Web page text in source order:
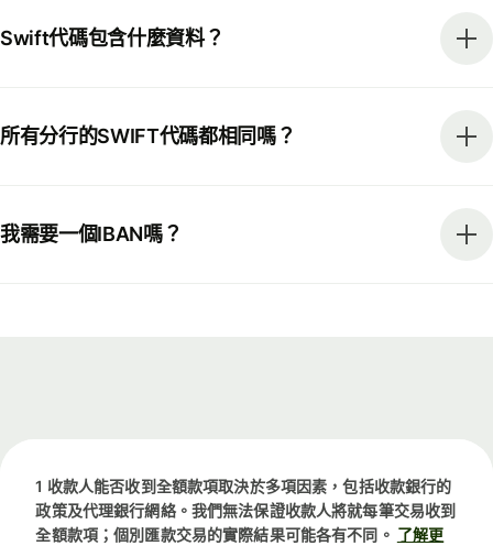
Swift代碼包含什麼資料？
所有分行的SWIFT代碼都相同嗎？
我需要一個IBAN嗎？
1 收款人能否收到全額款項取決於多項因素，包括收款銀行的
政策及代理銀行網絡。我們無法保證收款人將就每筆交易收到
全額款項；個別匯款交易的實際結果可能各有不同。 了解更